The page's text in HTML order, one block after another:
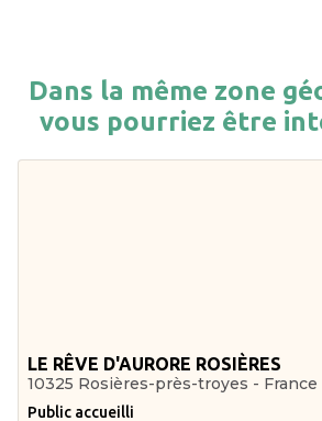
Dans la même zone
vous pourriez être
LE RÊVE D'AURORE ROSIÈRES
10325 Rosières-près-troyes - France
Public accueilli